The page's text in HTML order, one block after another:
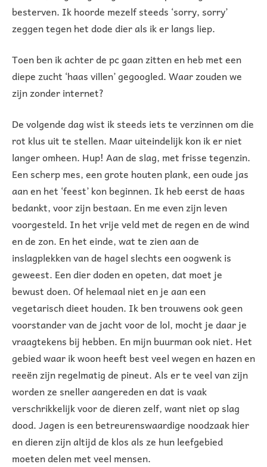
besterven. Ik hoorde mezelf steeds ‘sorry, sorry’
zeggen tegen het dode dier als ik er langs liep.
Toen ben ik achter de pc gaan zitten en heb met een
diepe zucht ‘haas villen’ gegoogled. Waar zouden we
zijn zonder internet?
De volgende dag wist ik steeds iets te verzinnen om die
rot klus uit te stellen. Maar uiteindelijk kon ik er niet
langer omheen. Hup! Aan de slag, met frisse tegenzin.
Een scherp mes, een grote houten plank, een oude jas
aan en het ‘feest’ kon beginnen. Ik heb eerst de haas
bedankt, voor zijn bestaan. En me even zijn leven
voorgesteld. In het vrije veld met de regen en de wind
en de zon. En het einde, wat te zien aan de
inslagplekken van de hagel slechts een oogwenk is
geweest. Een dier doden en opeten, dat moet je
bewust doen. Of helemaal niet en je aan een
vegetarisch dieet houden. Ik ben trouwens ook geen
voorstander van de jacht voor de lol, mocht je daar je
vraagtekens bij hebben. En mijn buurman ook niet. Het
gebied waar ik woon heeft best veel wegen en hazen en
reeën zijn regelmatig de pineut. Als er te veel van zijn
worden ze sneller aangereden en dat is vaak
verschrikkelijk voor de dieren zelf, want niet op slag
dood. Jagen is een betreurenswaardige noodzaak hier
en dieren zijn altijd de klos als ze hun leefgebied
moeten delen met veel mensen.